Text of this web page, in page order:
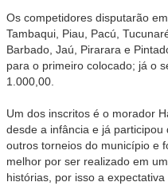
Os competidores disputarão
Tambaqui, Piau, Pacú,
Barbado, Jaú, Pirarara e
para o primeiro colocado; já o
1.000,00.
Um dos inscritos é o morador
desde a infância e já participou
outros torneios do município e
melhor por ser realizado em
histórias, por isso a